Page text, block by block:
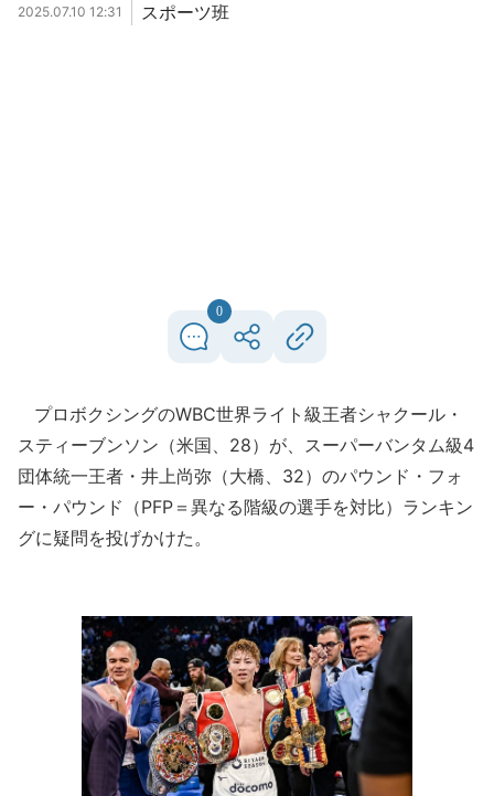
2025.07.10 12:31 スポーツ班
0
プロボクシングのWBC世界ライト級王者シャクール・
スティーブンソン（米国、28）が、スーパーバンタム級4
団体統一王者・井上尚弥（大橋、32）のパウンド・フォ
ー・パウンド（PFP＝異なる階級の選手を対比）ランキン
グに疑問を投げかけた。